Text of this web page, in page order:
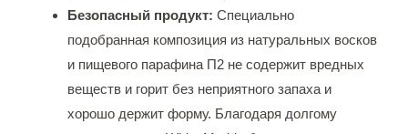
Безопасный продукт: Специально
подобранная композиция из натуральных восков
и пищевого парафина П2 не содержит вредных
веществ и горит без неприятного запаха и
хорошо держит форму. Благодаря долгому